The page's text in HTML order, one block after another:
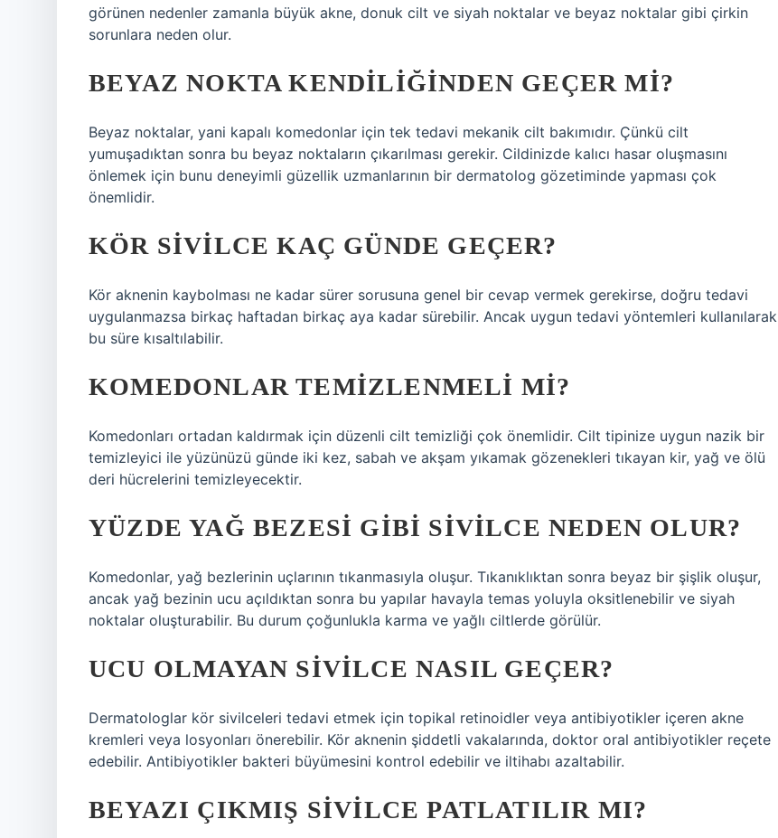
görünen nedenler zamanla büyük akne, donuk cilt ve siyah noktalar ve beyaz noktalar gibi çirkin
sorunlara neden olur.
BEYAZ NOKTA KENDILIĞINDEN GEÇER MI?
Beyaz noktalar, yani kapalı komedonlar için tek tedavi mekanik cilt bakımıdır. Çünkü cilt
yumuşadıktan sonra bu beyaz noktaların çıkarılması gerekir. Cildinizde kalıcı hasar oluşmasını
önlemek için bunu deneyimli güzellik uzmanlarının bir dermatolog gözetiminde yapması çok
önemlidir.
KÖR SIVILCE KAÇ GÜNDE GEÇER?
Kör aknenin kaybolması ne kadar sürer sorusuna genel bir cevap vermek gerekirse, doğru tedavi
uygulanmazsa birkaç haftadan birkaç aya kadar sürebilir. Ancak uygun tedavi yöntemleri kullanılarak
bu süre kısaltılabilir.
KOMEDONLAR TEMIZLENMELI MI?
Komedonları ortadan kaldırmak için düzenli cilt temizliği çok önemlidir. Cilt tipinize uygun nazik bir
temizleyici ile yüzünüzü günde iki kez, sabah ve akşam yıkamak gözenekleri tıkayan kir, yağ ve ölü
deri hücrelerini temizleyecektir.
YÜZDE YAĞ BEZESI GIBI SIVILCE NEDEN OLUR?
Komedonlar, yağ bezlerinin uçlarının tıkanmasıyla oluşur. Tıkanıklıktan sonra beyaz bir şişlik oluşur,
ancak yağ bezinin ucu açıldıktan sonra bu yapılar havayla temas yoluyla oksitlenebilir ve siyah
noktalar oluşturabilir. Bu durum çoğunlukla karma ve yağlı ciltlerde görülür.
UCU OLMAYAN SIVILCE NASIL GEÇER?
Dermatologlar kör sivilceleri tedavi etmek için topikal retinoidler veya antibiyotikler içeren akne
kremleri veya losyonları önerebilir. Kör aknenin şiddetli vakalarında, doktor oral antibiyotikler reçete
edebilir. Antibiyotikler bakteri büyümesini kontrol edebilir ve iltihabı azaltabilir.
BEYAZI ÇIKMIŞ SIVILCE PATLATILIR MI?